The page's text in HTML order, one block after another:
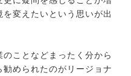
変えたいという思いが出
ことなどまったく分から
められたのがリージョナ